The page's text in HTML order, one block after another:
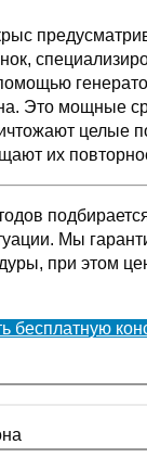
Это мощные
целые
их
Мы
при этом
бесплатную